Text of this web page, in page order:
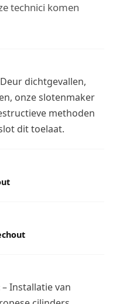
technici komen
dichtgevallen,
onze slotenmaker
methoden
dit toelaat.
– Installatie van